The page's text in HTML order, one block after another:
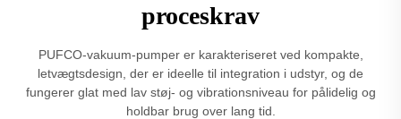
proceskrav
PUFCO-vakuum-pumper er karakteriseret ved kompakte,
letvægtsdesign, der er ideelle til integration i udstyr, og de
fungerer glat med lav støj- og vibrationsniveau for pålidelig og
holdbar brug over lang tid.